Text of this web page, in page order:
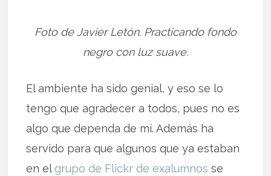
Foto de Javier Letón. Practicando fondo
negro con luz suave.
El ambiente ha sido genial, y eso se lo
tengo que agradecer a todos, pues no es
algo que dependa de mí. Además ha
servido para que algunos que ya estaban
en el grupo de Flickr de exalumnos se